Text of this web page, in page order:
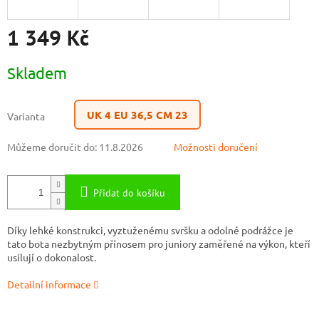
1 349 Kč
cena:
Skladem
Varianta UK 4 EU 36,5 CM 23
Můžeme doručit do: 11.8.2026 Možnosti doručení
Přidat do košíku
Díky lehké konstrukci, vyztuženému svršku a odolné podrážce je
tato bota nezbytným přínosem pro juniory zaměřené na výkon, kteří
usilují o dokonalost.
Detailní informace